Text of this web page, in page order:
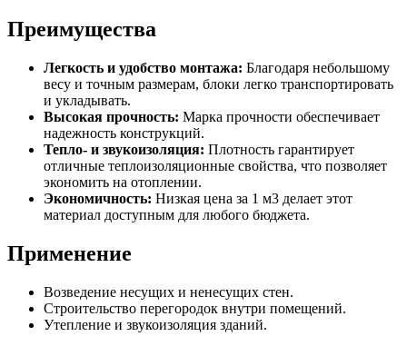
Преимущества
Легкость и удобство монтажа: Благодаря небольшому
весу и точным размерам, блоки легко транспортировать
и укладывать.
Высокая прочность: Марка прочности обеспечивает
надежность конструкций.
Тепло- и звукоизоляция: Плотность гарантирует
отличные теплоизоляционные свойства, что позволяет
экономить на отоплении.
Экономичность: Низкая цена за 1 м3 делает этот
материал доступным для любого бюджета.
Применение
Возведение несущих и ненесущих стен.
Строительство перегородок внутри помещений.
Утепление и звукоизоляция зданий.